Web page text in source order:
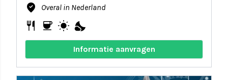
where_to_vote Overal in Nederland
restaurant coffee wb_sunny nights_stay
Informatie aanvragen